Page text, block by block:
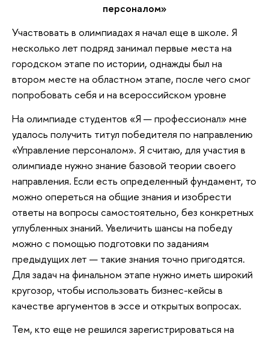
персоналом»
Участвовать в олимпиадах я начал еще в школе. Я
несколько лет подряд занимал первые места на
городском этапе по истории, однажды был на
втором месте на областном этапе, после чего смог
попробовать себя и на всероссийском уровне
На олимпиаде студентов «Я — профессионал» мне
удалось получить титул победителя по направлению
«Управление персоналом». Я считаю, для участия в
олимпиаде нужно знание базовой теории своего
направления. Если есть определенный фундамент, то
можно опереться на общие знания и изобрести
ответы на вопросы самостоятельно, без конкретных
углубленных знаний. Увеличить шансы на победу
можно с помощью подготовки по заданиям
предыдущих лет — такие знания точно пригодятся.
Для задач на финальном этапе нужно иметь широкий
кругозор, чтобы использовать бизнес-кейсы в
качестве аргументов в эссе и открытых вопросах.
Тем, кто еще не решился зарегистрироваться на